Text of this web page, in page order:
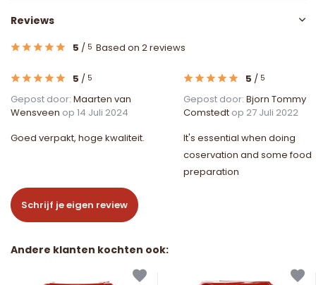
Reviews
5 / 5 Based on 2 reviews
5 / 5
Gepost door: Maarten van
Wensveen op 14 Juli 2024
Goed verpakt, hoge kwaliteit.
5 / 5
Gepost door: Bjorn Tommy
Comstedt op 27 Juli 2022
It's essential when doing
coservation and some food
preparation
Schrijf je eigen review
Andere klanten kochten ook: